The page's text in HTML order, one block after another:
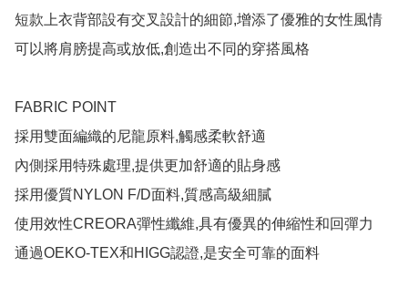
短款上衣背部設有交叉設計的細節,增添了優雅的女性風情
可以將肩膀提高或放低,創造出不同的穿搭風格
FABRIC POINT
採用雙面編織的尼龍原料,觸感柔軟舒適
內側採用特殊處理,提供更加舒適的貼身感
採用優質NYLON F/D面料,質感高級細膩
使用效性CREORA彈性纖維,具有優異的伸縮性和回彈力
通過OEKO-TEX和HIGG認證,是安全可靠的面料